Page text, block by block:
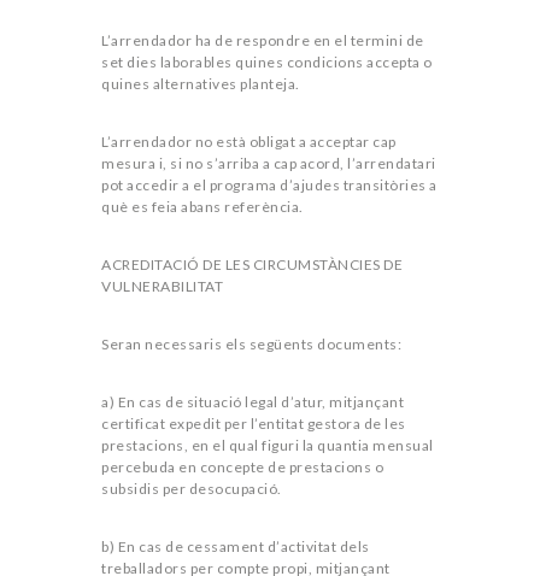
L’arrendador ha de respondre en el termini de
set dies laborables quines condicions accepta o
quines alternatives planteja.
L’arrendador no està obligat a acceptar cap
mesura i, si no s’arriba a cap acord, l’arrendatari
pot accedir a el programa d’ajudes transitòries a
què es feia abans referència.
ACREDITACIÓ DE LES CIRCUMSTÀNCIES DE
VULNERABILITAT
Seran necessaris els següents documents:
a) En cas de situació legal d’atur, mitjançant
certificat expedit per l’entitat gestora de les
prestacions, en el qual figuri la quantia mensual
percebuda en concepte de prestacions o
subsidis per desocupació.
b) En cas de cessament d’activitat dels
treballadors per compte propi, mitjançant